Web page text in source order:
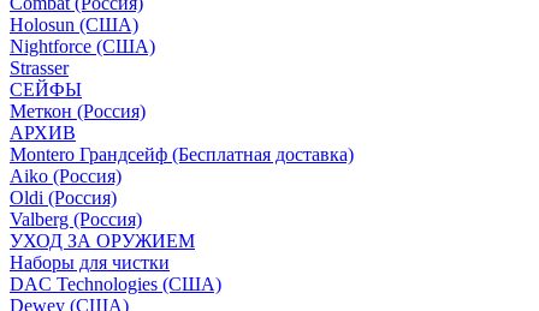
Holosun (США)
Nightforce (США)
Strasser
СЕЙФЫ
Меткон (Россия)
АРХИВ
Montero Грандсейф (Бесплатная доставка)
Aiko (Россия)
Oldi (Россия)
Valberg (Россия)
УХОД ЗА ОРУЖИЕМ
Наборы для чистки
DAC Technologies (США)
Dewey (США)